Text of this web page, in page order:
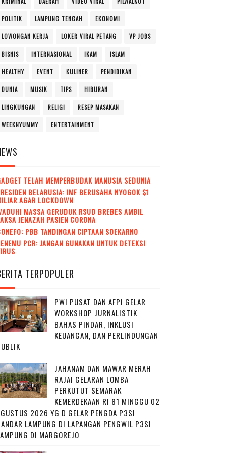
POLITIK LAMPUNG TENGAH EKONOMI
LOWONGAN KERJA LOKER VIRAL PETANG VP JOBS
BISNIS INTERNASIONAL IKAM ISLAM
HEALTHY EVENT KULINER PENDIDIKAN
DUNIA MUSIK TIPS HIBURAN
LINGKUNGAN RELIGI RESEP MASAKAN
WEEKNYUMMY ENTERTAINMENT
TELAH MEMPERBUDAK MANUSIA SEDUNIA
BELARUSIA: IMF BERUSAHA NYOGOK $1
AGAR LOCKDOWN
MASSA GERUDUK RSUD BREBES AMBIL
JENAZAH PASIEN CORONA
PBB TANDINGAN CIPTAAN SOEKARNO
PCR: JANGAN GUNAKAN UNTUK DETEKSI
TERPOPULER
PWI PUSAT DAN AFPI GELAR
WORKSHOP JURNALISTIK
BAHAS PINDAR, INKLUSI
KEUANGAN, DAN PERLINDUNGAN
JAHANAM DAN MAWAR MERAH
RAJAI GELARAN LOMBA
PERKUTUT SEMARAK
KEMERDEKAAN RI 81 MINGGU 02
2026 YG D GELAR PENGDA P3SI
LAMPUNG DI LAPANGAN PENGWIL P3SI
DI MARGOREJO